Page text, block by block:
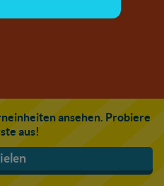
ansehen. Probiere
aus!